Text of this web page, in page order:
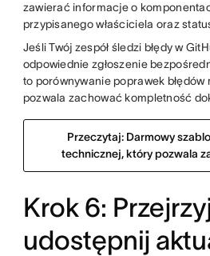
zawierać informacje o
przypisanego właściciela oraz
Jeśli Twój zespół śledzi błędy w
odpowiednie zgłoszenie
to porównywanie poprawek błędów
pozwala zachować kompletność
Przeczytaj: Darmowy
technicznej, który pozwala
Krok 6:
udostępnij